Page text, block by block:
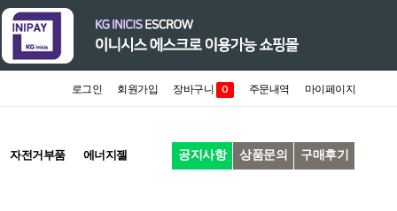
로그인 회원가입 장바구니 0 주문내역 마이페이지
자전거부품 에너지젤 공지사항 상품문의 구매후기